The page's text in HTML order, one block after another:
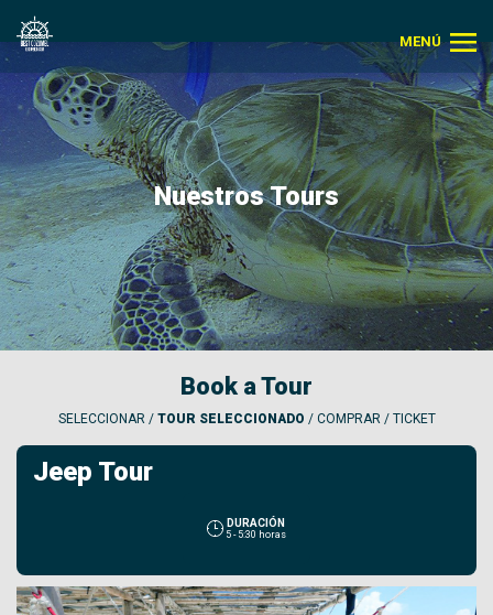
MENÚ
Nuestros Tours
Book a Tour
SELECCIONAR / TOUR SELECCIONADO / COMPRAR / TICKET
Jeep Tour
DURACIÓN
5 - 5:30 horas